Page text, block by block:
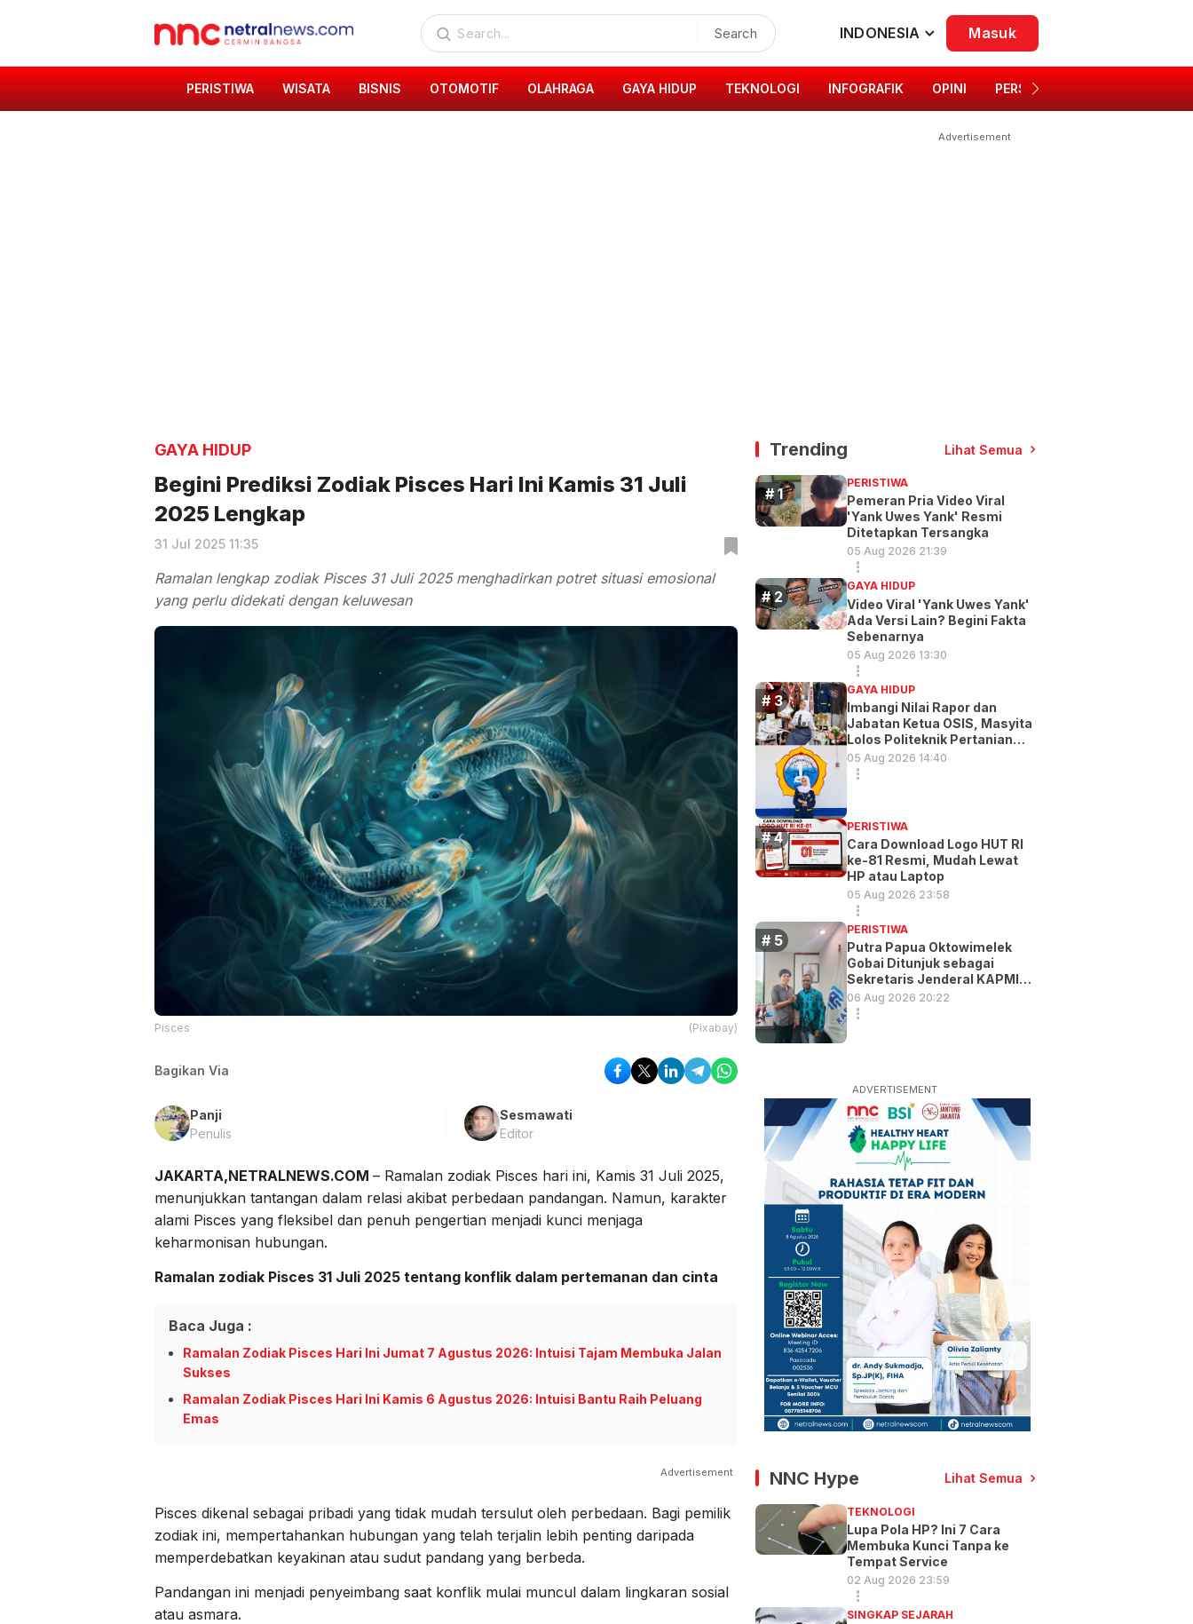
Search INDONESIA Masuk
PERISTIWA WISATA BISNIS OTOMOTIF OLAHRAGA GAYA HIDUP TEKNOLOGI INFOGRAFIK OPINI PERSONA
Advertisement
GAYA HIDUP
Begini Prediksi Zodiak Pisces Hari Ini Kamis 31 Juli
2025 Lengkap
31 Jul 2025 11:35
Ramalan lengkap zodiak Pisces 31 Juli 2025 menghadirkan potret situasi emosional
yang perlu didekati dengan keluwesan
Pisces (Pixabay)
Bagikan Via
Panji
Penulis
Sesmawati
Editor
JAKARTA,NETRALNEWS.COM – Ramalan zodiak Pisces hari ini, Kamis 31 Juli 2025,
menunjukkan tantangan dalam relasi akibat perbedaan pandangan. Namun, karakter
alami Pisces yang fleksibel dan penuh pengertian menjadi kunci menjaga
keharmonisan hubungan.
Ramalan zodiak Pisces 31 Juli 2025 tentang konflik dalam pertemanan dan cinta
Baca Juga :
Ramalan Zodiak Pisces Hari Ini Jumat 7 Agustus 2026: Intuisi Tajam Membuka Jalan
Sukses
Ramalan Zodiak Pisces Hari Ini Kamis 6 Agustus 2026: Intuisi Bantu Raih Peluang
Emas
Advertisement
Pisces dikenal sebagai pribadi yang tidak mudah tersulut oleh perbedaan. Bagi pemilik
zodiak ini, mempertahankan hubungan yang telah terjalin lebih penting daripada
memperdebatkan keyakinan atau sudut pandang yang berbeda.
Pandangan ini menjadi penyeimbang saat konflik mulai muncul dalam lingkaran sosial
atau asmara.
Trending Lihat Semua
PERISTIWA
Pemeran Pria Video Viral
'Yank Uwes Yank' Resmi
Ditetapkan Tersangka
05 Aug 2026 21:39
GAYA HIDUP
Video Viral 'Yank Uwes Yank'
Ada Versi Lain? Begini Fakta
Sebenarnya
05 Aug 2026 13:30
GAYA HIDUP
Imbangi Nilai Rapor dan
Jabatan Ketua OSIS, Masyita
Lolos Politeknik Pertanian
Gowa
05 Aug 2026 14:40
PERISTIWA
Cara Download Logo HUT RI
ke-81 Resmi, Mudah Lewat
HP atau Laptop
05 Aug 2026 23:58
PERISTIWA
Putra Papua Oktowimelek
Gobai Ditunjuk sebagai
Sekretaris Jenderal KAPMI
PT
06 Aug 2026 20:22
ADVERTISEMENT
NNC Hype Lihat Semua
TEKNOLOGI
Lupa Pola HP? Ini 7 Cara
Membuka Kunci Tanpa ke
Tempat Service
02 Aug 2026 23:59
SINGKAP SEJARAH